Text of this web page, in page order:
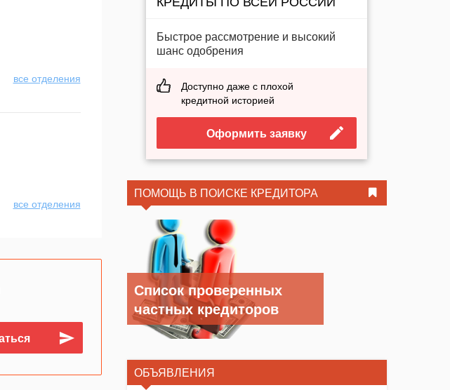
все отделения
все отделения
Быстрое рассмотрение и высокий
шанс одобрения
Доступно даже с плохой
кредитной историей
Оформить заявку
ПОМОЩЬ В ПОИСКЕ КРЕДИТОРА
Список проверенных
частных кредиторов
ОБЪЯВЛЕНИЯ